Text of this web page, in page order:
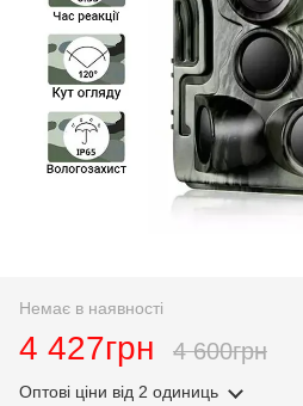
Немає в наявності
4 427грн 4 600грн
Оптові ціни від 2 одиниць